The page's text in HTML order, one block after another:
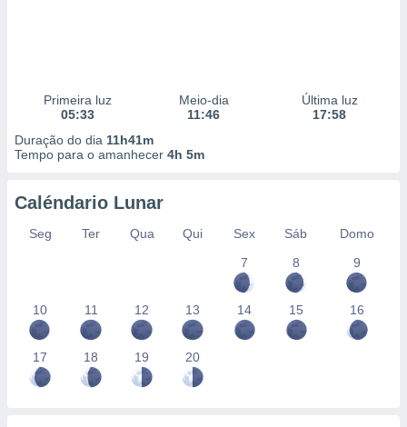
Primeira luz
05:33
Meio-dia
11:46
Última luz
17:58
Duração do dia 11h41m
Tempo para o amanhecer 4h 5m
Caléndario Lunar
Seg Ter Qua Qui Sex Sáb
Domo
7
8 9
10 11 12 13 14 15 16
17 18 19 20